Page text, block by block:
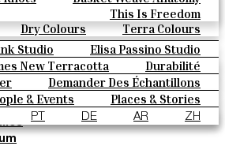
Paulo Vale
Gold & Platinum
Blends
Dry Colours
Terra Colours
This Is Freedom
Studio
Elisa Passino Studio
Paulo Vale
New Terracotta
Durabilité
Le Studio
Demander Des Échantillons
Comment Acheter
Techniques
FAQ
& Events
Places & Stories
Inspiration & Culture
PT DE AR ZH